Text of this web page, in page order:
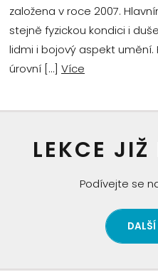
založena v roce 2007.
stejně fyzickou kondici i
lidmi i bojový aspekt
úrovní […] Více
LEKCE JIŽ
Podívejte se
DALŠÍ